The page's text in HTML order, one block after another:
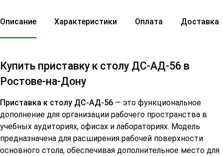
Описание Характеристики Оплата Доставка
Купить приставку к столу ДС-АД-56 в
Ростове-на-Дону
Приставка к столу ДС-АД-56 — это функциональное
дополнение для организации рабочего пространства в
учебных аудиториях, офисах и лабораториях. Модель
предназначена для расширения рабочей поверхности
основного стола, обеспечивая дополнительное место для